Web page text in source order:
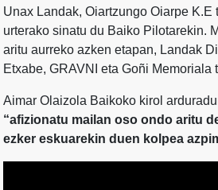
Unax Landak, Oiartzungo Oiarpe K.E
urterako sinatu du Baiko Pilotarekin.
aritu aurreko azken etapan, Landak
Etxabe, GRAVNI eta Goñi Memoriala
Aimar Olaizola Baikoko kirol
“afizionatu mailan oso ondo aritu
ezker eskuarekin duen kolpea